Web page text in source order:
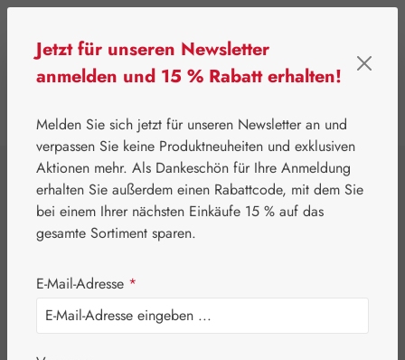
⌂ Leitner Lifecare
Blütenessenzen
FES Quintessentials
Alpine Lily /
Alpenlilie Tropfen
Jetzt für unseren Newsletter
anmelden und 15 % Rabatt erhalten!
Melden Sie sich jetzt für unseren Newsletter an und
verpassen Sie keine Produktneuheiten und exklusiven
Aktionen mehr. Als Dankeschön für Ihre Anmeldung
erhalten Sie außerdem einen Rabattcode, mit dem Sie
bei einem Ihrer nächsten Einkäufe 15 % auf das
gesamte Sortiment sparen.
E-Mail-Adresse *